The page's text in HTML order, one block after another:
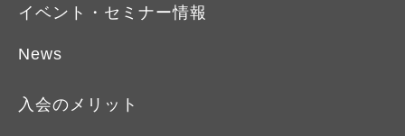
イベント・セミナー情報
News
入会のメリット